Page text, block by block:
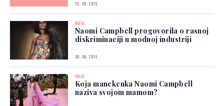
25. 09. 2019.
MODA
Naomi Campbell progovorila o rasnoj
diskriminaciji u modnoj industriji
08. 08. 2019.
MODA
Koja manekenka Naomi Campbell
naziva svojom mamom?